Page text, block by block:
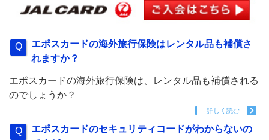
エポスカードの海外旅行保険はレンタル品も補償さ
れますか？
エポスカードの海外旅行保険は、レンタル品も補償される
のでしょうか？
詳しく読む
エポスカードのセキュリティコードがわからないの